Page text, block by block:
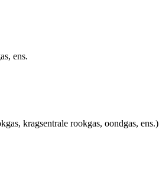
ens.
kragsentrale rookgas, oondgas, ens.)